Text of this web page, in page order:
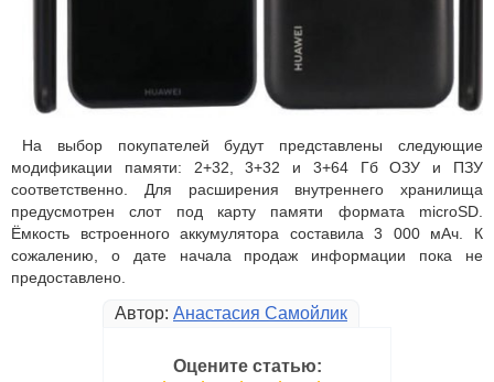
На выбор покупателей будут представлены следующие
модификации памяти: 2+32, 3+32 и 3+64 Гб ОЗУ и ПЗУ
соответственно. Для расширения внутреннего хранилища
предусмотрен слот под карту памяти формата microSD.
Ёмкость встроенного аккумулятора составила 3 000 мАч. К
сожалению, о дате начала продаж информации пока не
предоставлено.
Автор: Анастасия Самойлик
Оцените статью: